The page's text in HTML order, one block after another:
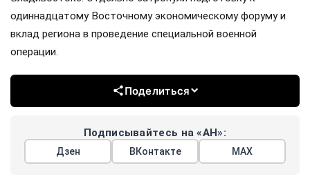
одиннадцатому Восточному экономическому форуму и
вклад региона в проведение специальной военной
операции.
Поделиться
Подписывайтесь на «АН»:
Дзен ВКонтакте МАХ